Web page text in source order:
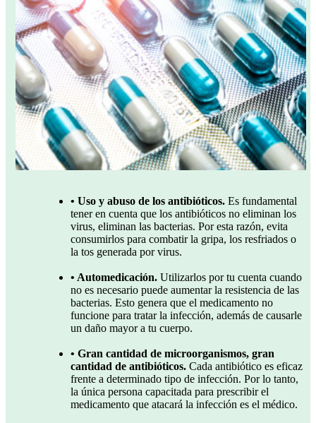
• Uso y abuso de los antibióticos. Es fundamental
tener en cuenta que los antibióticos no eliminan los
virus, eliminan las bacterias. Por esta razón, evita
consumirlos para combatir la gripa, los resfriados o
la tos generada por virus.
• Automedicación. Utilizarlos por tu cuenta cuando
no es necesario puede aumentar la resistencia de las
bacterias. Esto genera que el medicamento no
funcione para tratar la infección, además de causarle
un daño mayor a tu cuerpo.
• Gran cantidad de microorganismos, gran
cantidad de antibióticos. Cada antibiótico es eficaz
frente a determinado tipo de infección. Por lo tanto,
la única persona capacitada para prescribir el
medicamento que atacará la infección es el médico.